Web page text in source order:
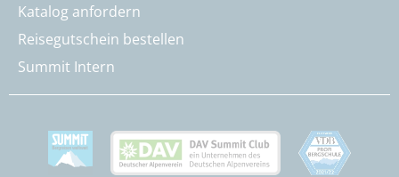
Katalog anfordern
Reisegutschein bestellen
Summit Intern